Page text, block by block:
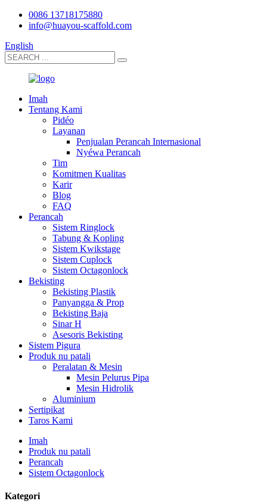
0086 13718175880
info@huayou-scaffold.com
English
Imah
Tentang Kami
Pidéo
Layanan
Penjualan Perancah Internasional
Nyéwa Perancah
Tim
Komitmen Kualitas
Karir
Blog
FAQ
Perancah
Sistem Ringlock
Tabung & Kopling
Sistem Kwikstage
Sistem Cuplock
Sistem Octagonlock
Bekisting
Bekisting Plastik
Panyangga & Prop
Bekisting Baja
Sinar H
Asesoris Bekisting
Sistem Pigura
Produk nu patali
Peralatan & Mesin
Mesin Pelurus Pipa
Mesin Hidrolik
Aluminium
Sertipikat
Taros Kami
Imah
Produk nu patali
Perancah
Sistem Octagonlock
Kategori